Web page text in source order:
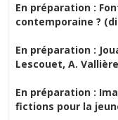
En préparation :
contemporaine ?
En préparation :
Lescouet, A.
En préparation :
fictions pour la